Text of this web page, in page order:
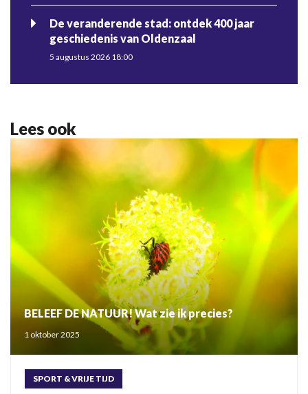
De veranderende stad: ontdek 400 jaar
geschiedenis van Oldenzaal
5 augustus 2026 18:00
Lees ook
BELEEF DE NATUUR! Wat zie ik precies?
1 oktober 2025
SPORT & VRIJE TIJD